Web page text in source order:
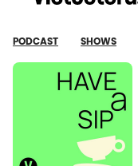
PODCAST SHOWS